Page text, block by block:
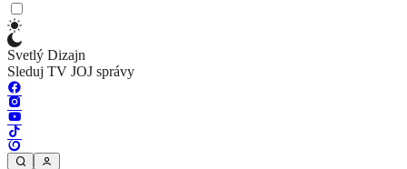
Svetlý Dizajn
Sleduj TV JOJ správy